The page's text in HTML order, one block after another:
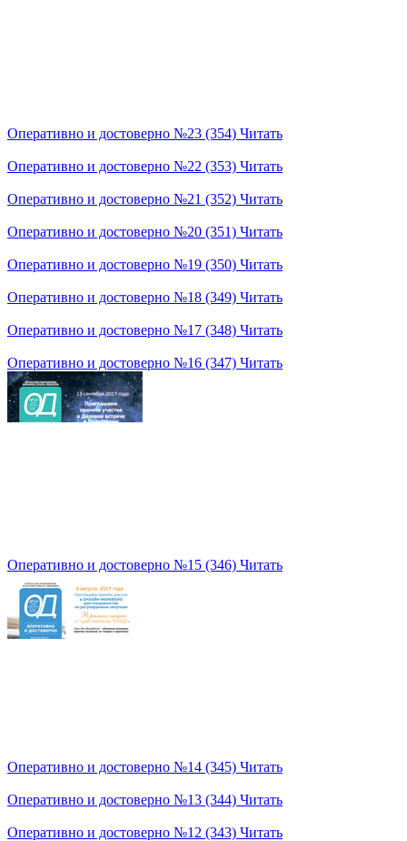
Оперативно и достоверно №23 (354) Читать
Оперативно и достоверно №22 (353) Читать
Оперативно и достоверно №21 (352) Читать
Оперативно и достоверно №20 (351) Читать
Оперативно и достоверно №19 (350) Читать
Оперативно и достоверно №18 (349) Читать
Оперативно и достоверно №17 (348) Читать
Оперативно и достоверно №16 (347) Читать
Оперативно и достоверно №15 (346) Читать
Оперативно и достоверно №14 (345) Читать
Оперативно и достоверно №13 (344) Читать
Оперативно и достоверно №12 (343) Читать